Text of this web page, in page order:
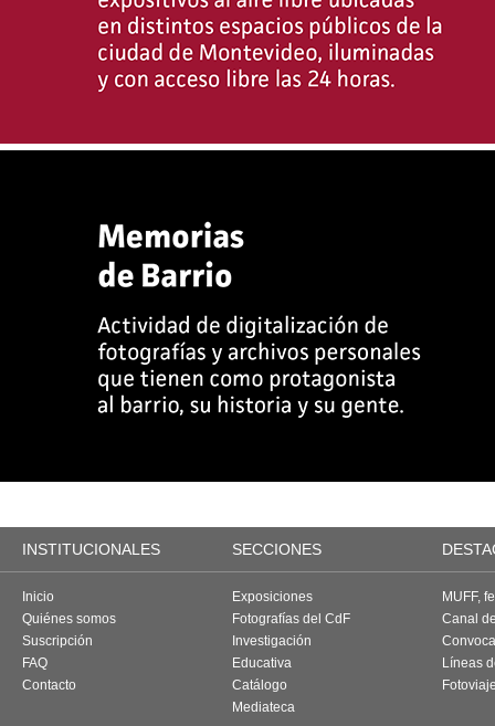
INSTITUCIONALES SECCIONES
Inicio
Quiénes somos
Suscripción
FAQ
Contacto
Exposiciones
Fotografías del CdF
Investigación
Educativa
Catálogo
Mediateca
MUFF,
Canal
Líneas